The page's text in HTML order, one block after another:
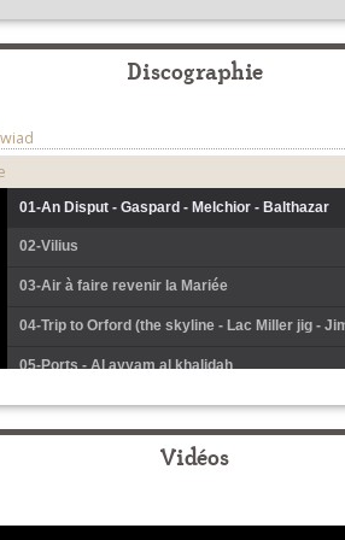
Discographie
01-An Disput - Gaspard - Melchior - Balthazar
02-Vilius
03-Air à faire revenir la Mariée
04-Trip to Orford (the skyline - Lac Miller jig -
05-Ports - Al ayyam al khalidah
06-Se segura Zabumbeiro - Forro na casa
07-In drum spre casã
09-Waltz for Ukraine
Vidéos